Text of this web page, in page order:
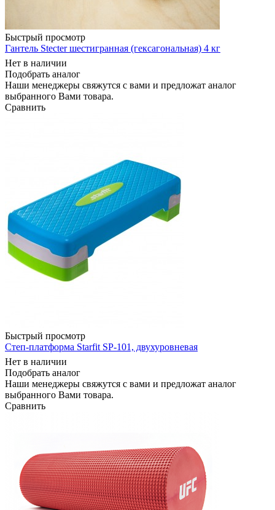
Быстрый просмотр
Гантель Stecter шестигранная (гексагональная) 4 кг
Нет в наличии
Подобрать аналог
Наши менеджеры свяжутся с вами и предложат аналог
выбранного Вами товара.
Сравнить
Быстрый просмотр
Степ-платформа Starfit SP-101, двухуровневая
Нет в наличии
Подобрать аналог
Наши менеджеры свяжутся с вами и предложат аналог
выбранного Вами товара.
Сравнить